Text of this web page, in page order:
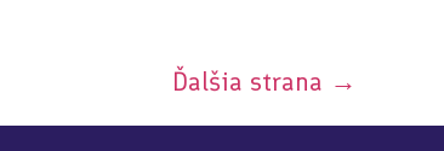
Ďalšia strana →